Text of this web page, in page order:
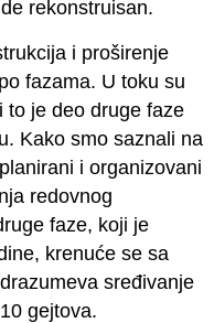
rekonstruisan.
i proširenje
fazama. U toku su
to je deo druge faze
Kako smo saznali na
i organizovani
redovnog
faze, koji je
krenuće se sa
sređivanje
gejtova.